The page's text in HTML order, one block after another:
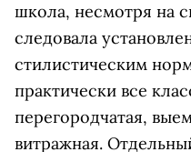
школа, несмотря на
следовала
стилистическим
практически все
перегородчатая,
витражная.